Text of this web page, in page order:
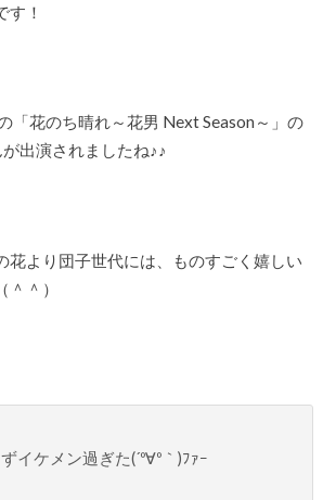
す！
「花のち晴れ～花男 Next Season～」の
出演されましたね♪♪
花より団子世代には、ものすごく嬉しい
＾）
イケメン過ぎた(´º∀º｀)ﾌｧｰ